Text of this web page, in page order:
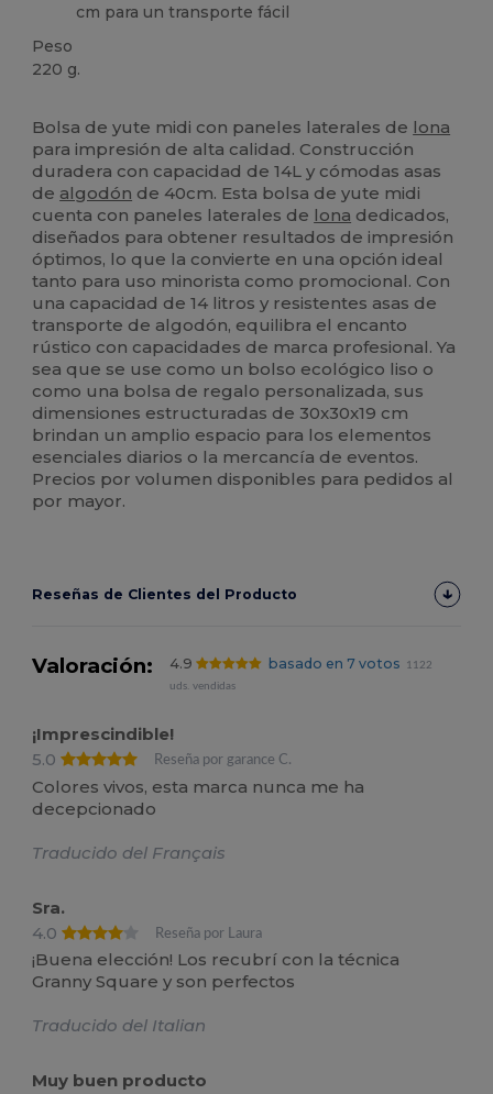
cm para un transporte fácil
Peso
220 g.
Bolsa de yute midi con paneles laterales de lona
para impresión de alta calidad. Construcción
duradera con capacidad de 14L y cómodas asas
de algodón de 40cm. Esta bolsa de yute midi
cuenta con paneles laterales de lona dedicados,
diseñados para obtener resultados de impresión
óptimos, lo que la convierte en una opción ideal
tanto para uso minorista como promocional. Con
una capacidad de 14 litros y resistentes asas de
transporte de algodón, equilibra el encanto
rústico con capacidades de marca profesional. Ya
sea que se use como un bolso ecológico liso o
como una bolsa de regalo personalizada, sus
dimensiones estructuradas de 30x30x19 cm
brindan un amplio espacio para los elementos
esenciales diarios o la mercancía de eventos.
Precios por volumen disponibles para pedidos al
por mayor.
Reseñas de Clientes del Producto
Valoración: 4.9 basado en 7 votos
1122
uds. vendidas
¡Imprescindible!
5.0
Reseña por garance C.
Colores vivos, esta marca nunca me ha
decepcionado
Traducido del Français
Sra.
4.0
Reseña por Laura
¡Buena elección! Los recubrí con la técnica
Granny Square y son perfectos
Traducido del Italian
Muy buen producto